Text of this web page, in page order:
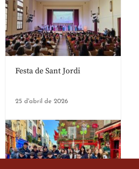
Festa de Sant Jordi
25 d'abril de 2026